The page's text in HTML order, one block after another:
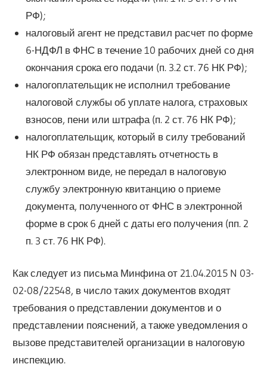
РФ);
налоговый агент не представил расчет по форме
6-НДФЛ в ФНС в течение 10 рабочих дней со дня
окончания срока его подачи (п. 3.2 ст. 76 НК РФ);
налогоплательщик не исполнил требование
налоговой службы об уплате налога, страховых
взносов, пени или штрафа (п. 2 ст. 76 НК РФ);
налогоплательщик, который в силу требований
НК РФ обязан представлять отчетность в
электронном виде, не передал в налоговую
службу электронную квитанцию о приеме
документа, полученного от ФНС в электронной
форме в срок 6 дней с даты его получения (пп. 2
п. 3 ст. 76 НК РФ).
Как следует из письма Минфина от 21.04.2015 N 03-
02-08/22548, в число таких документов входят
требования о представлении документов и о
представлении пояснений, а также уведомления о
вызове представителей организации в налоговую
инспекцию.